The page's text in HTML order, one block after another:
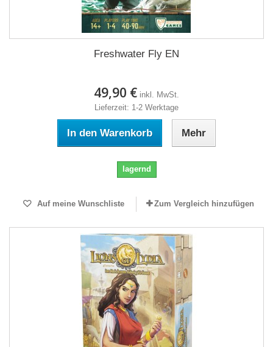
Freshwater Fly EN
49,90 € inkl. MwSt.
Lieferzeit: 1-2 Werktage
In den Warenkorb Mehr
lagernd
Auf meine Wunschliste Zum Vergleich hinzufügen